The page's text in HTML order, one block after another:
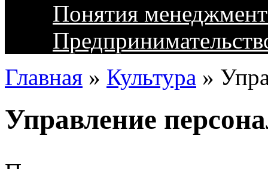
Понятия
Главная » Культура »
Управление